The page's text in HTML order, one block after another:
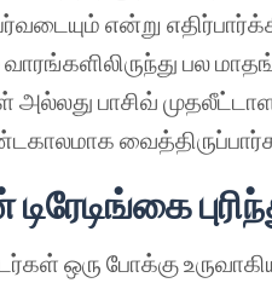
என்று
பல
அல்லது பாசிவ்
ஒரு போக்கு